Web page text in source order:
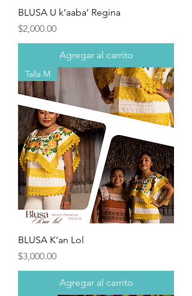
BLUSA U k’aaba’ Regina
Precio
$2,000.00
Agregar al carrito
Talla M
BLUSA K’an Lol
Precio
$3,000.00
Agregar al carrito